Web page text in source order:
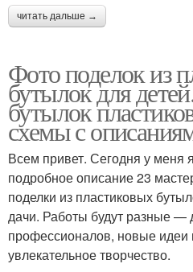
читать дальше →
Фото поделок из
бутылок для
бутылок
схемы с
Всем привет. Сегодня у меня
подробное описание 23
поделки из пластиковых
дачи. Работы будут разные
профессионалов, новые идеи
увлекательное творчество.